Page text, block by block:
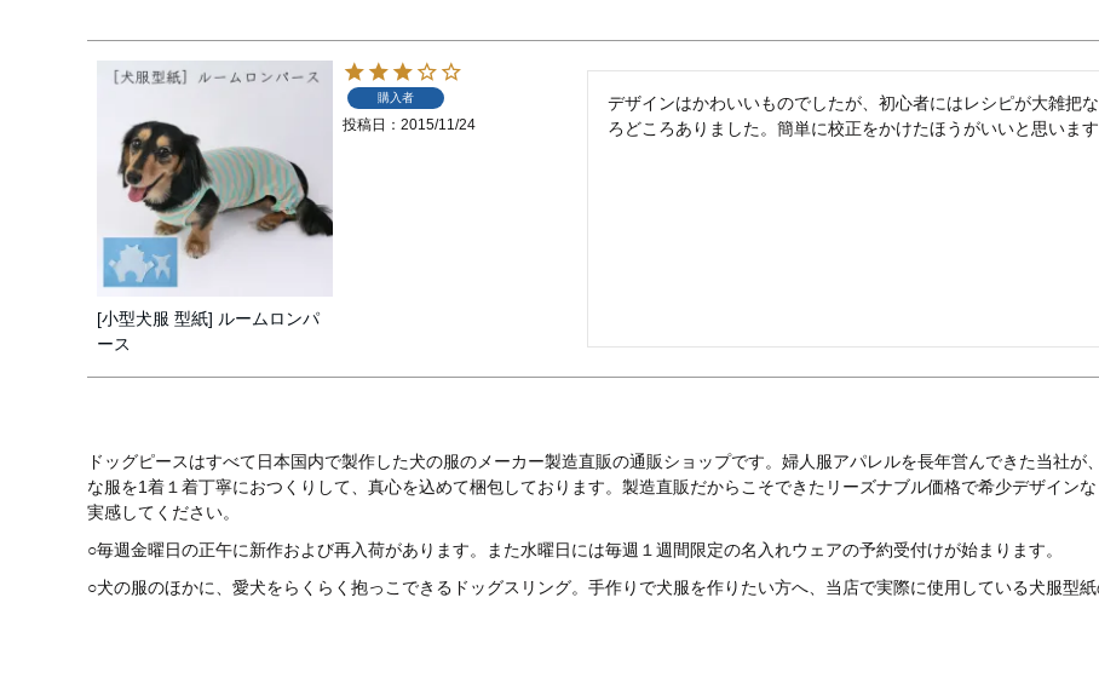
[小型犬服 型紙] ルームロンパ
ース
購入者
投稿日 2015/11/24
デザインはかわいいものでしたが、初心者にはレシピが大雑把
ろどころありました。簡単に校正をかけたほうがいいと思います
ドッグピースはすべて日本国内で製作した犬の服のメーカー製造直販の通販ショップです。婦人服アパレルを長年営んできた当社
な服を1着１着丁寧におつくりして、真心を込めて梱包しております。製造直販だからこそできたリーズナブル価格で希少デザイン
実感してください。
○毎週金曜日の正午に新作および再入荷があります。また水曜日には毎週１週間限定の名入れウェアの予約受付けが始まります。
○犬の服のほかに、愛犬をらくらく抱っこできるドッグスリング。手作りで犬服を作りたい方へ、当店で実際に使用している犬服型紙